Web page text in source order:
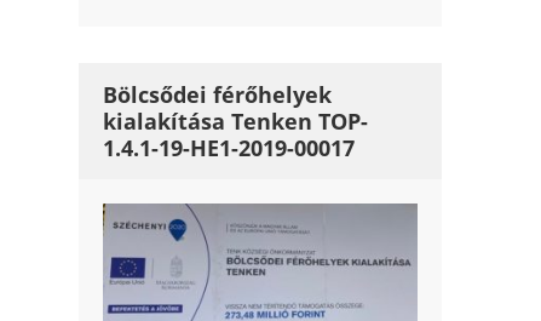
Bölcsődei férőhelyek
kialakítása Tenken TOP-
1.4.1-19-HE1-2019-00017